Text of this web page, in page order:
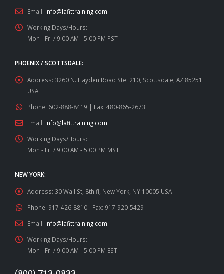
Email: info@lafittraining.com
Working Days/Hours:
Mon - Fri / 9:00 AM - 5:00 PM PST
PHOENIX / SCOTTSDALE:
Address: 3260 N. Hayden Road Ste. 210, Scottsdale, AZ 85251
USA
Phone: 602-888-8419 | Fax: 480-865-2673
Email: info@lafittraining.com
Working Days/Hours:
Mon - Fri / 9:00 AM - 5:00 PM MST
NEW YORK:
Address: 30 Wall St, 8th fl, New York, NY 10005 USA
Phone: 917-426-8810| Fax: 917-920-5429
Email: info@lafittraining.com
Working Days/Hours:
Mon - Fri / 9:00 AM - 5:00 PM EST